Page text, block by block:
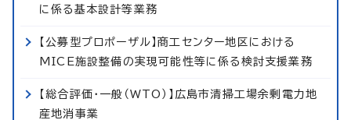
に係る基本設計等業務
【公募型プロポーザル】商工センター地区における
MICE施設整備の実現可能性等に係る検討支援業務
【総合評価・一般（WTO）】広島市清掃工場余剰電力地
産地消事業